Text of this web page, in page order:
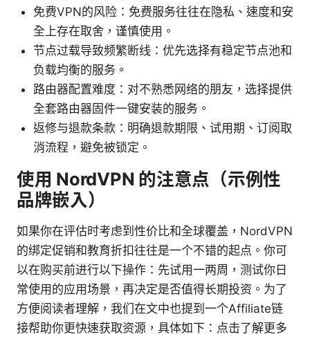
免费VPN的风险：免费服务往往在隐私、速度和安
全上存在取舍，谨慎使用。
节点过载导致频繁断线：优先选择有稳定节点池和
负载均衡的服务。
路由器配置难度：对不熟悉网络的朋友，选择提供
全套路由器固件一键安装的服务。
返修与退款条款：明确退款期限、试用期、订阅取
消流程，避免被锁定。
使用 NordVPN 的注意点（示例性
品牌嵌入）
如果你在评估时考虑到性价比和全球覆盖，NordVPN
的绑定促销和教育折扣往往是一个不错的起点。你可
以在购买前进行以下操作：先试用一两周，测试你日
常使用的应用场景，再决定是否值得长期投资。为了
方便阅读者理解，我们在文中也提到一个Affiliate链
接帮助你更快速获取资源，具体如下：点击了解更多